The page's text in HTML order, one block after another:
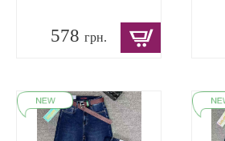
578 грн.